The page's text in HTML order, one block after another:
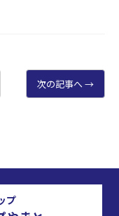
次の記事へ
プ